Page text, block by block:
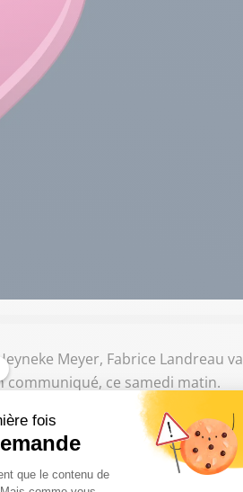
Meyer, Fabrice Landreau va
communiqué, ce samedi matin.
de sa famille en
le directeur général Thomas